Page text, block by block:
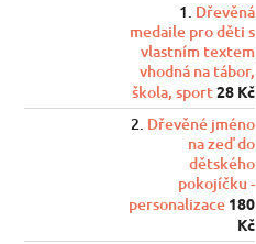
Dřevěná
medaile pro děti s
vlastním textem
vhodná na tábor,
škola, sport28 Kč
Dřevěné jméno
na zeď do
dětského
pokojíčku -
personalizace 180
Kč